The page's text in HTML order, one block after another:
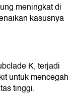
meningkat di
kasusnya
K, terjadi
untuk mencegah
tinggi.